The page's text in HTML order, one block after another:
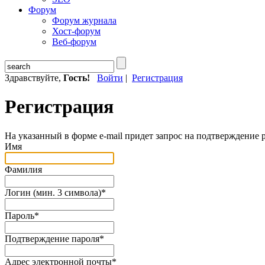
Форум
Форум журнала
Хост-форум
Веб-форум
Здравствуйте, Гость! Войти | Регистрация
Регистрация
На указанный в форме e-mail придет запрос на подтверждение
Имя
Фамилия
Логин (мин. 3 символа)*
Пароль*
Подтверждение пароля*
Адрес электронной почты*